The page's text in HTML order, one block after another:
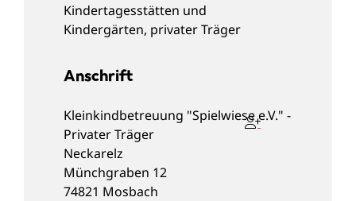
Kindertagesstätten und
Kindergärten, privater Träger
Anschrift
Kleinkindbetreuung "Spielwiese e.V." -
Privater Träger
Neckarelz
Münchgraben 12
74821 Mosbach